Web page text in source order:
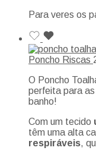
Para veres os
Poncho Riscas
O Poncho
perfeita para
banho!
Com um tecido
têm uma alta
respiráveis,